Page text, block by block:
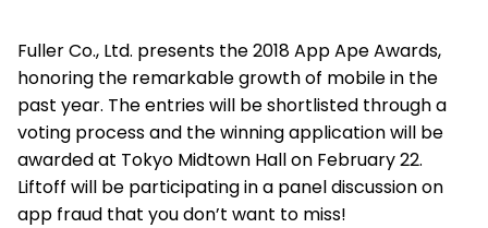
Fuller Co., Ltd. presents the 2018 App Ape Awards,
honoring the remarkable growth of mobile in the
past year. The entries will be shortlisted through a
voting process and the winning application will be
awarded at Tokyo Midtown Hall on February 22.
Liftoff will be participating in a panel discussion on
app fraud that you don’t want to miss!